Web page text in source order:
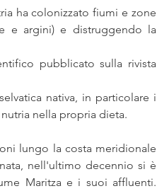
ha colonizzato fiumi e zone
e argini) e distruggendo la
pubblicato sulla rivista
nativa, in particolare i
nella propria dieta.
lungo la costa meridionale
nell'ultimo decennio si è
Maritza e i suoi affluenti.